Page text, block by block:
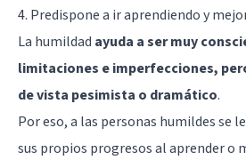
4. Predispone a ir aprendiendo y
La humildad ayuda a ser muy
limitaciones e imperfecciones,
de vista pesimista o dramático.
Por eso, a las personas humildes se
sus propios progresos al aprender o